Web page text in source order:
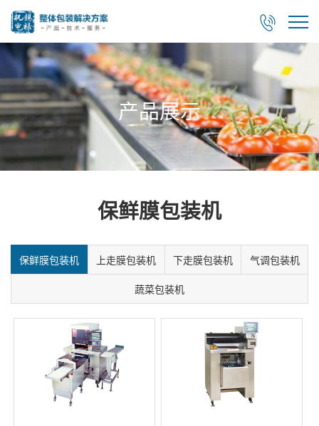

产品展示
保鲜膜包装机
保鲜膜包装机 上走膜包装机 下走膜包装机 气调包装机
蔬菜包装机